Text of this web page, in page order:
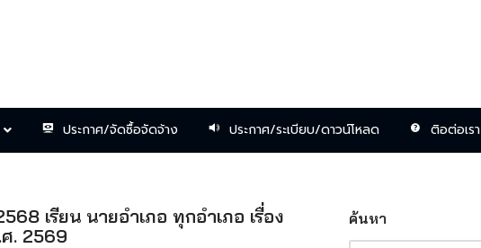
ประกาศ/จัดซื้อจัดจ้าง ประกาศ/ระเบียบ/ดาวน์โหลด ติอต่อเรา
เรียน นายอำเภอ ทุกอำเภอ เรื่อง
. 2569
ค้นหา